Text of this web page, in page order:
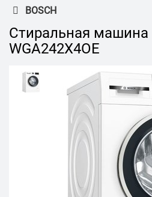
BOSCH
Стиральная машина
WGA242X4OE